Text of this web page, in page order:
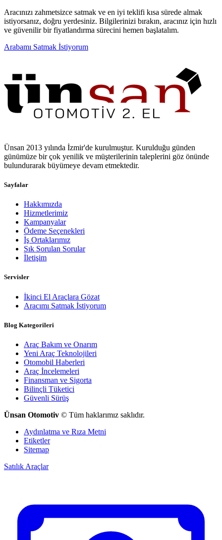
Aracınızı zahmetsizce satmak ve en iyi teklifi kısa sürede almak
istiyorsanız, doğru yerdesiniz. Bilgilerinizi bırakın, aracınız için hızlı
ve güvenilir bir fiyatlandırma sürecini hemen başlatalım.
Arabamı Satmak İstiyorum
Ünsan 2013 yılında İzmir'de kurulmuştur. Kurulduğu günden
günümüze bir çok yenilik ve müşterilerinin taleplerini göz önünde
bulundurarak büyümeye devam etmektedir.
Sayfalar
Hakkımızda
Hizmetlerimiz
Kampanyalar
Ödeme Seçenekleri
İş Ortaklarımız
Sık Sorulan Sorular
İletişim
Servisler
İkinci El Araçlara Gözat
Aracımı Satmak İstiyorum
Blog Kategorileri
Araç Bakım ve Onarım
Yeni Araç Teknolojileri
Otomobil Haberleri
Araç İncelemeleri
Finansman ve Sigorta
Bilinçli Tüketici
Güvenli Sürüş
Ünsan Otomotiv © Tüm haklarımız saklıdır.
Aydınlatma ve Rıza Metni
Etiketler
Sitemap
Satılık Araçlar